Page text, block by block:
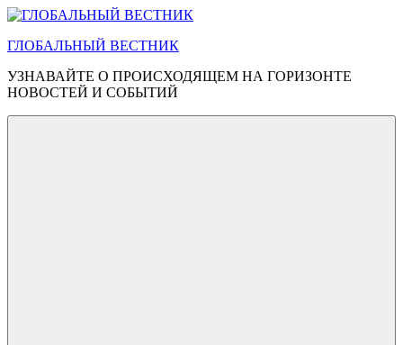
Перейти
содержимому
ГЛОБАЛЬНЫЙ ВЕСТНИК
УЗНАВАЙТЕ О ПРОИСХОДЯЩЕМ НА ГОРИЗОНТЕ
НОВОСТЕЙ И СОБЫТИЙ